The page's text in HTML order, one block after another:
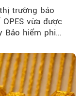
trường bảo
vừa được
Bảo hiểm phi